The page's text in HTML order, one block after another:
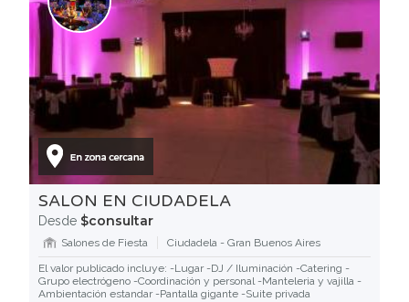
SALON EN CIUDADELA
Desde $consultar
Salones de Fiesta
Ciudadela - Gran Buenos Aires
El valor publicado incluye: -Lugar -DJ / Iluminación -Catering -
Grupo electrógeno -Coordinación y personal -Manteleria y vajilla -
Ambientación estandar -Pantalla gigante -Suite privada